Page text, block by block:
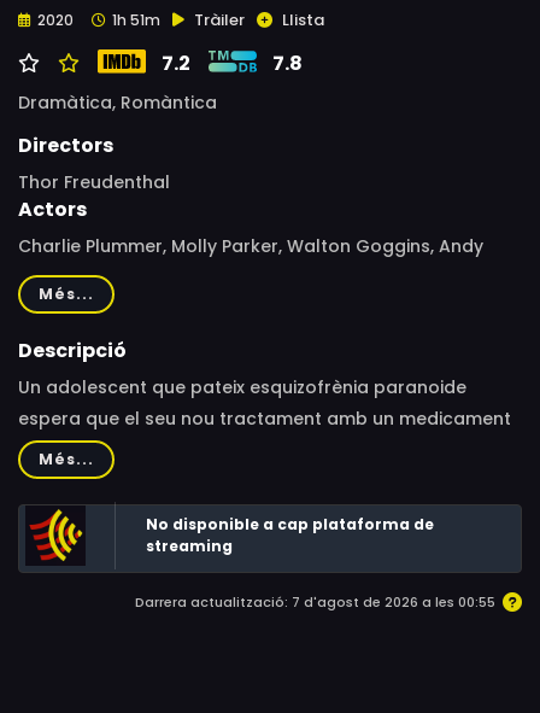
2020 1h 51m Tràiler Llista
7.2 7.8
Dramàtica, Romàntica
Directors
Thor Freudenthal
Actors
Charlie Plummer, Molly Parker, Walton Goggins, Andy
García, Taylor Russell, AnnaSophia Robb, Beth Grant,
Devon Bostick, Lobo Sebastian, Aaron Dominguez,
Reinaldo Faberlle, Jeris Donovan, Iain Tucker, Sean
Dusek, Blaque Fowler, Cruz Abelita, Evan Whitten, Shea
Brianne Wixson, Pam Smith, Justin Matthew Smith,
Veronica Russell
Més...
Descripció
Un adolescent que pateix esquizofrènia paranoide
espera que el seu nou tractament amb un medicament
experimental li permeti portar una vida normal.
Més...
No disponible a cap plataforma de
streaming
Darrera actualització: 7 d'agost de 2026 a les 00:55